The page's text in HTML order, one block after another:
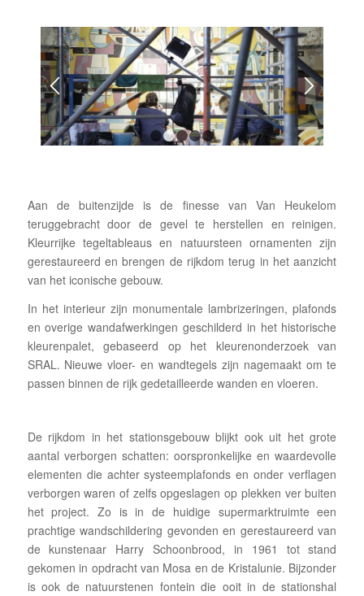
1 2 3 4 5
Aan de buitenzijde is de finesse van Van Heukelom
teruggebracht door de gevel te herstellen en reinigen.
Kleurrijke tegeltableaus en natuursteen ornamenten zijn
gerestaureerd en brengen de rijkdom terug in het aanzicht
van het iconische gebouw.
In het interieur zijn monumentale lambrizeringen, plafonds
en overige wandafwerkingen geschilderd in het historische
kleurenpalet, gebaseerd op het kleurenonderzoek van
SRAL. Nieuwe vloer- en wandtegels zijn nagemaakt om te
passen binnen de rijk gedetailleerde wanden en vloeren.
De rijkdom in het stationsgebouw blijkt ook uit het grote
aantal verborgen schatten: oorspronkelijke en waardevolle
elementen die achter systeemplafonds en onder verflagen
verborgen waren of zelfs opgeslagen op plekken ver buiten
het project. Zo is in de huidige supermarktruimte een
prachtige wandschildering gevonden en gerestaureerd van
de kunstenaar Harry Schoonbrood, in 1961 tot stand
gekomen in opdracht van Mosa en de Kristalunie. Bijzonder
is ook de natuurstenen fontein die ooit in de stationshal